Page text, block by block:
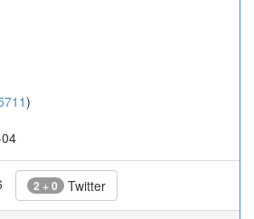
)
2 + 0 Twitter